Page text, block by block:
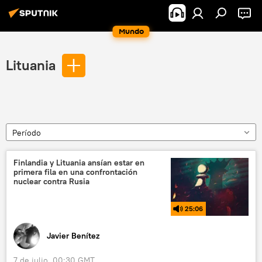
Mundo
Lituania
Período
Finlandia y Lituania ansían estar en
primera fila en una confrontación
nuclear contra Rusia
25:06
Javier Benítez